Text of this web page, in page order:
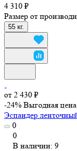
4 310 ₽
Размер от
55 кг.
от 2 430 ₽
-24% Выгодная цена
Эспандер
0
0
В наличии: 9